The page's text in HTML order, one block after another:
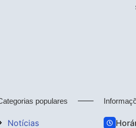
populares
Notícias